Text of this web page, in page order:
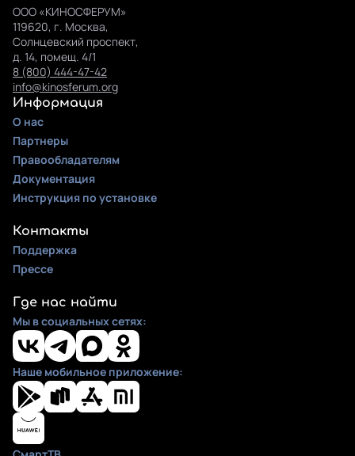
ООО «КИНОСФЕРУМ»
119620, г. Москва,
Солнцевский проспект,
д. 14, помещ. 4/1
8 (800) 444-47-42
info@kinosferum.org
Информация
О нас
Партнеры
Правообладателям
Документация
Инструкция по установке
Контакты
Поддержка
Прессе
Где нас найти
Мы в социальных сетях:
Наше мобильное приложение: